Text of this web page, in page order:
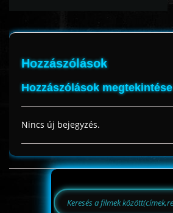
Hozzászólások
Hozzászólások megtekintése
Nincs új bejegyzés.